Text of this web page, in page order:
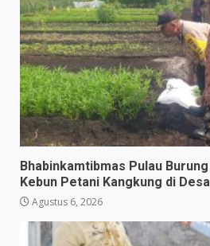
Bhabinkamtibmas Pulau Burung
Kebun Petani Kangkung di
Agustus 6, 2026